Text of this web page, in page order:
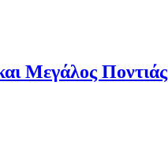
Μεγάλος Ποντιάς